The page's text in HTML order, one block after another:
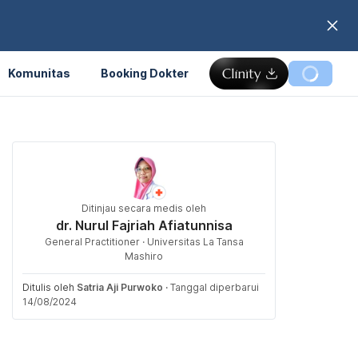
Komunitas Booking Dokter
Ditinjau secara medis oleh
dr. Nurul Fajriah Afiatunnisa
General Practitioner · Universitas La Tansa
Mashiro
Ditulis oleh Satria Aji Purwoko · Tanggal diperbarui
14/08/2024